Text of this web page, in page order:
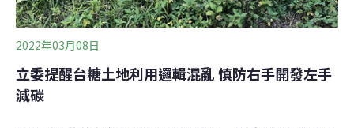
2022年03月08日
立委提醒台糖土地利用邏輯混亂 慎防右手開發左手
減碳